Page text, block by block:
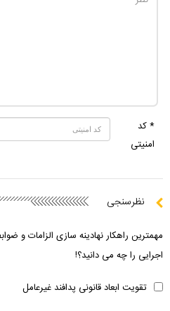
* کد
امنیتی
نظرسنجی
مهمترین راهکار نهادینه سازی الزامات و
اجرایی را چه می دانید؟!
تقویت ابعاد قانونی پدافند غیرعامل